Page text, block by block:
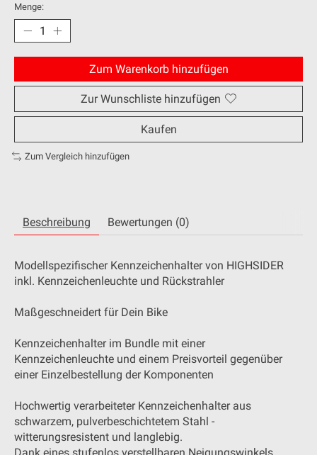
Menge:
Zum Warenkorb hinzufügen
Zur Wunschliste hinzufügen
Kaufen
Zum Vergleich hinzufügen
Beschreibung Bewertungen (0)
Modellspezifischer Kennzeichenhalter von HIGHSIDER
inkl. Kennzeichenleuchte und Rückstrahler
Maßgeschneidert für Dein Bike
Kennzeichenhalter im Bundle mit einer
Kennzeichenleuchte und einem Preisvorteil gegenüber
einer Einzelbestellung der Komponenten
Hochwertig verarbeiteter Kennzeichenhalter aus
schwarzem, pulverbeschichtetem Stahl -
witterungsresistent und langlebig.